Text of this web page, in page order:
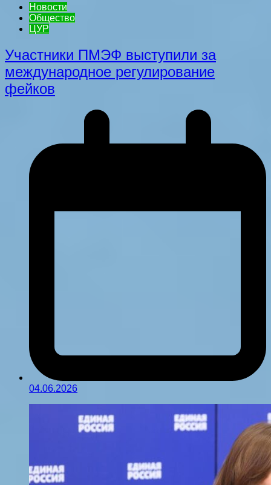
Новости
Общество
ЦУР
Участники ПМЭФ выступили за
международное регулирование
фейков
04.06.2026